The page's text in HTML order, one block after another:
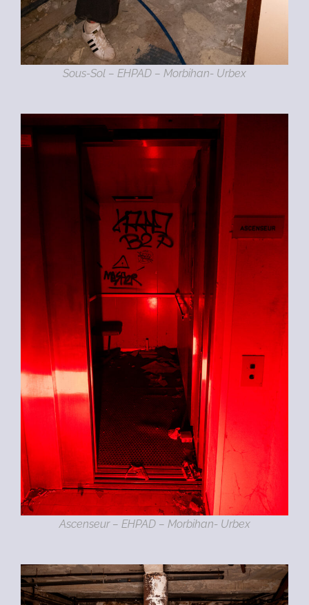
Sous-Sol – EHPAD – Morbihan- Urbex
Ascenseur – EHPAD – Morbihan- Urbex